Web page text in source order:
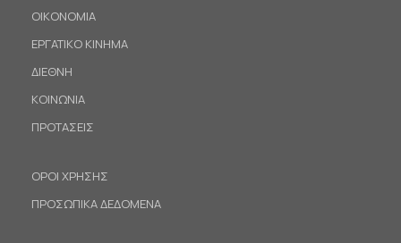
ΟΙΚΟΝΟΜΙΑ
ΕΡΓΑΤΙΚΟ ΚΙΝΗΜΑ
ΔΙΕΘΝΗ
ΚΟΙΝΩΝΙΑ
ΠΡΟΤΑΣΕΙΣ
ΟΡΟΙ ΧΡΗΣΗΣ
ΠΡΟΣΩΠΙΚΑ ΔΕΔΟΜΕΝΑ